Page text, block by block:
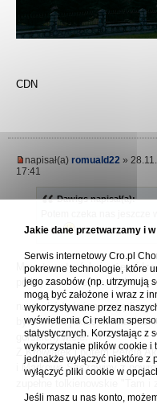
CDN
napisał(a) romuald22 »
17:41
Dawigs napisał(a):
w tle
.
Mam tę satysfakcję, że
praktycznie z okna. Tylko z
na zachód słońca mogę
było chyba jakieś
górskich) wiele.
Z Krowiarek i potem Percią
i Markowe Szczawiny z
Jakie dane przetwarzamy i
Serwis internetowy Cro.pl
pokrewne technologie, które
jego zasobów (np. utrzymują
mogą być założone i wraz z
wykorzystywane przez
wyświetlenia Ci reklam
statystycznych. Korzystając z
wykorzystanie plików cookie i
jednakże wyłączyć niektóre
wyłączyć pliki cookie w
Jeśli masz u nas konto,